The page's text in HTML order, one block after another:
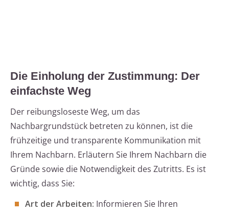
Die Einholung der Zustimmung: Der
einfachste Weg
Der reibungsloseste Weg, um das
Nachbargrundstück betreten zu können, ist die
frühzeitige und transparente Kommunikation mit
Ihrem Nachbarn. Erläutern Sie Ihrem Nachbarn die
Gründe sowie die Notwendigkeit des Zutritts. Es ist
wichtig, dass Sie:
Art der Arbeiten: Informieren Sie Ihren